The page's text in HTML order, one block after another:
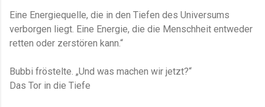
Eine Energiequelle, die in den Tiefen des Universums
verborgen liegt. Eine Energie, die die Menschheit entweder
retten oder zerstören kann.“
Bubbi fröstelte. „Und was machen wir jetzt?“
Das Tor in die Tiefe